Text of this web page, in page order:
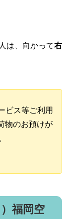
は、向かって右
ビス等ご利用
物のお預けが
福岡空